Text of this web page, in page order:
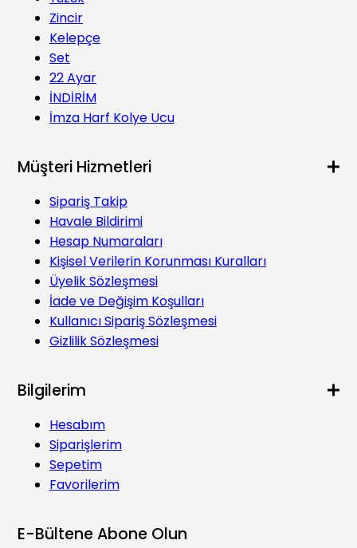
Zincir
Kelepçe
Set
22 Ayar
İNDİRİM
İmza Harf Kolye Ucu
Müşteri Hizmetleri
Sipariş Takip
Havale Bildirimi
Hesap Numaraları
Kişisel Verilerin Korunması Kuralları
Üyelik Sözleşmesi
İade ve Değişim Koşulları
Kullanıcı Sipariş Sözleşmesi
Gizlilik Sözleşmesi
Bilgilerim
Hesabım
Siparişlerim
Sepetim
Favorilerim
E-Bültene Abone Olun